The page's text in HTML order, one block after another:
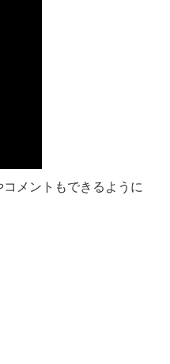
メントもできるように